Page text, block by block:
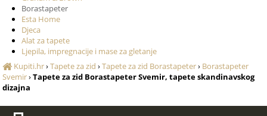
Borastapeter
Esta Home
Djeca
Alat za tapete
Ljepila, impregnacije i mase za gletanje
Kupiti.hr›Tapete za zid ›Tapete za zid Borastapeter› Borastapeter
Svemir›Tapete za zid Borastapeter Svemir, tapete skandinavskog
dizajna